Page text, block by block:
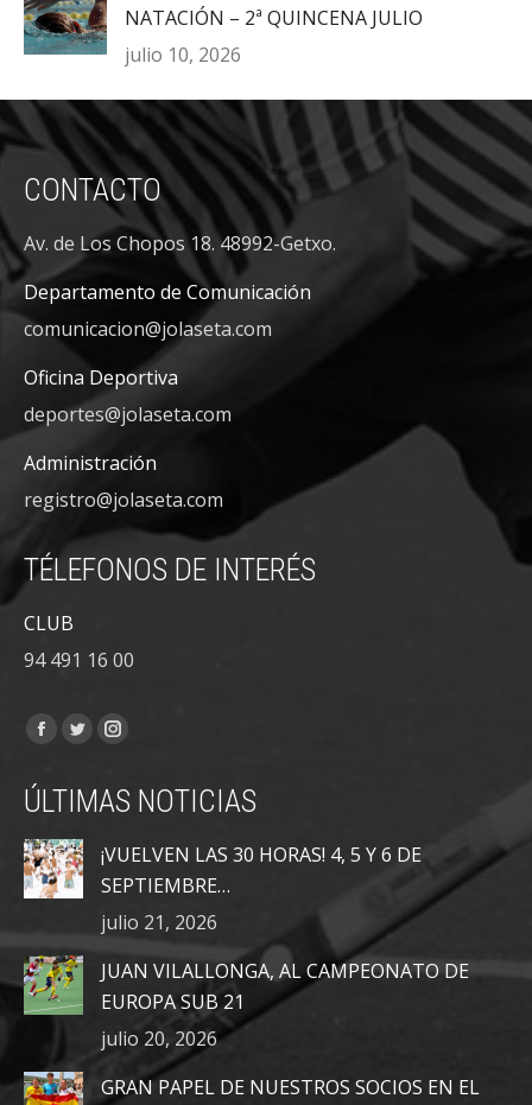
NATACIÓN – 2ª QUINCENA JULIO
julio 10, 2026
CONTACTO
Av. de Los Chopos 18. 48992-Getxo.
Departamento de Comunicación
comunicacion@jolaseta.com
Oficina Deportiva
deportes@jolaseta.com
Administración
registro@jolaseta.com
TÉLEFONOS DE INTERÉS
CLUB
94 491 16 00
Encuéntranos en:
Facebook
opens
in
new
window
Twitter
opens
in
new
window
Instagram
opens
new
window
ÚLTIMAS NOTICIAS
¡VUELVEN LAS 30 HORAS! 4, 5 Y 6 DE
SEPTIEMBRE…
julio 21, 2026
JUAN VILALLONGA, AL CAMPEONATO DE
EUROPA SUB 21
julio 20, 2026
GRAN PAPEL DE NUESTROS SOCIOS EN EL